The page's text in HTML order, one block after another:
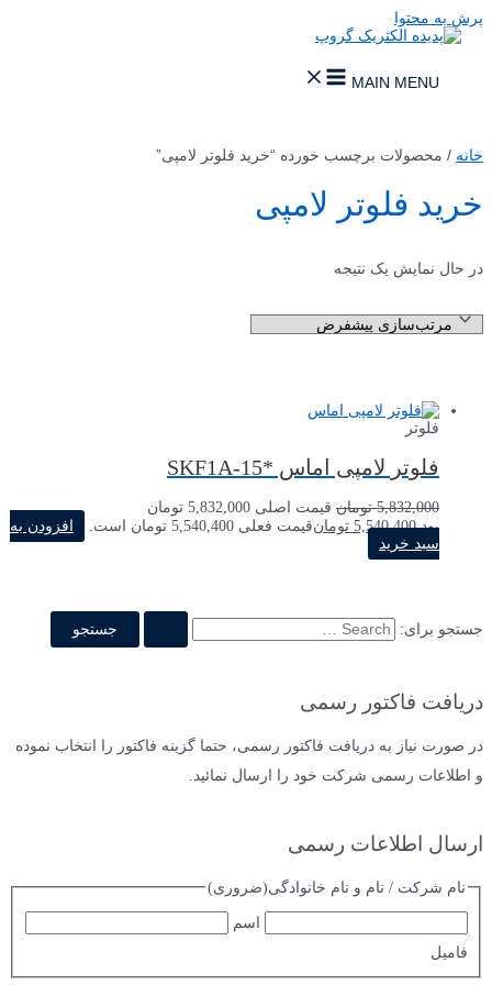
پرش به محتوا
MAIN MENU
جستجو برای:
دریافت فاکتور رسمی
در صورت نیاز به دریافت فاکتور رسمی، حتما گزینه فاکتور را انتخاب نموده
و اطلاعات رسمی شرکت خود را ارسال نمائید.
ارسال اطلاعات رسمی
نام شرکت / نام و نام خانوادگی(ضروری)
اسم
فامیل
خانه / محصولات برچسب خورده “خرید فلوتر لامپی”
خرید فلوتر لامپی
در حال نمایش یک نتیجه
فلوتر
فلوتر لامپی اماس *SKF1A-15
5,832,000 تومان
قیمت اصلی 5,832,000 تومان
بود.5,540,400 تومانقیمت فعلی 5,540,400 تومان است.
افزودن به
سبد خرید